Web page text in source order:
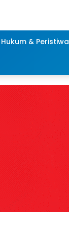
Hukum & Peristiwa